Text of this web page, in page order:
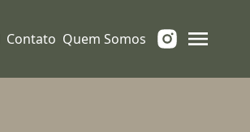
Contato Quem Somos